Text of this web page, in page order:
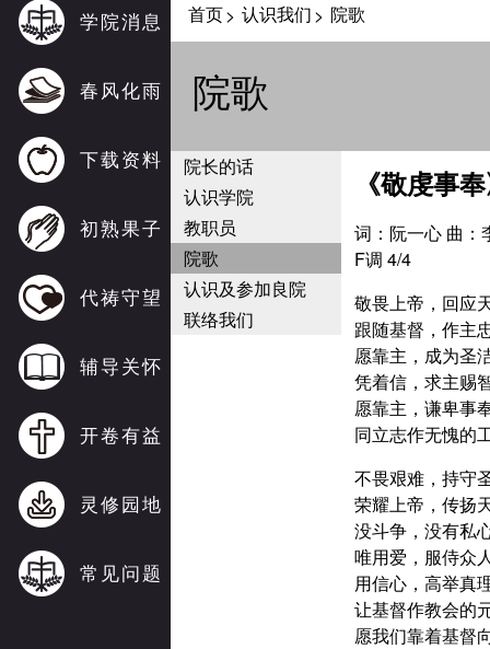
学院消息
春风化雨
下载资料
初熟果子
代祷守望
辅导关怀
开卷有益
灵修园地
常见问题
首页> 认识我们> 院歌
院歌
院长的话
认识学院
教职员
院歌
认识及参加良院
联络我们
《敬虔事
词：阮一心 曲：
F调 4/4
敬畏上帝，回应
跟随基督，作主
愿靠主，成为圣
凭着信，求主赐
愿靠主，谦卑事
同立志作无愧的
不畏艰难，持守
荣耀上帝，传扬
没斗争，没有私
唯用爱，服侍众
用信心，高举真
让基督作教会的
愿我们靠着基督